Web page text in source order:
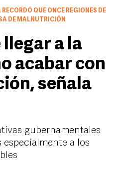
QUE ONCE REGIONES DE
DE MALNUTRICIÓN
llegar a la
acabar con
señala
gubernamentales
a los